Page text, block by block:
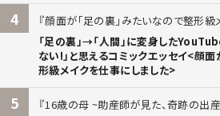
4
顔面が「足の裏」みたいなので整形級
「足の裏」→「人間」に変身した
ない!」と思えるコミックエッセイ<顔
形級メイクを仕事にしました>
5
16歳の母 ~助産師が見た、奇跡の出